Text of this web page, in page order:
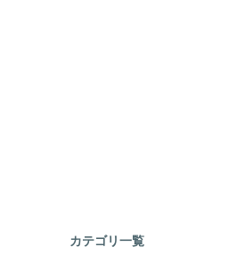
いてきてしまうのです。では、家族
職場や、パートナーや仲間が無くな
カテゴリ一覧